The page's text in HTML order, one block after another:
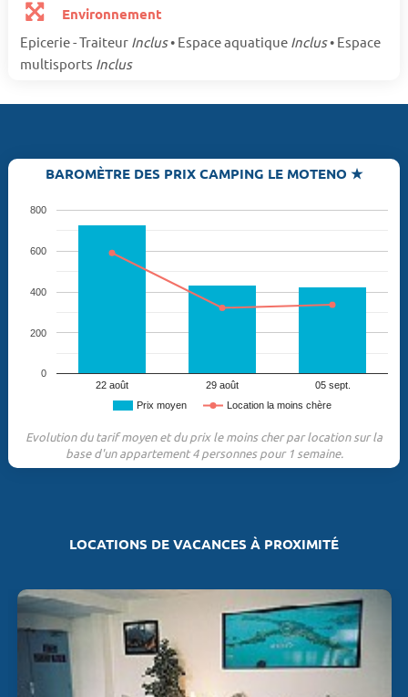
Environnement
Epicerie - Traiteur Inclus• Espace aquatique Inclus• Espace
multisports Inclus
BAROMÈTRE DES PRIX CAMPING LE MOTENO ★
Prix moyen Location la moins chère
22 août 29 août 05 sept.
0
200
400
600
800
Evolution du tarif moyen et du prix le moins cher par location sur la
base d'un appartement 4 personnes pour 1 semaine.
LOCATIONS DE VACANCES À PROXIMITÉ